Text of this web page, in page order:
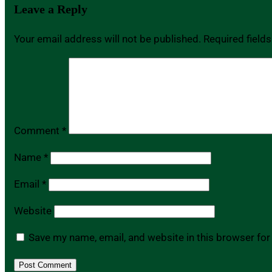
Leave a Reply
Your email address will not be published. Required
Comment *
Name *
Email *
Website
Save my name, email, and website in this browser